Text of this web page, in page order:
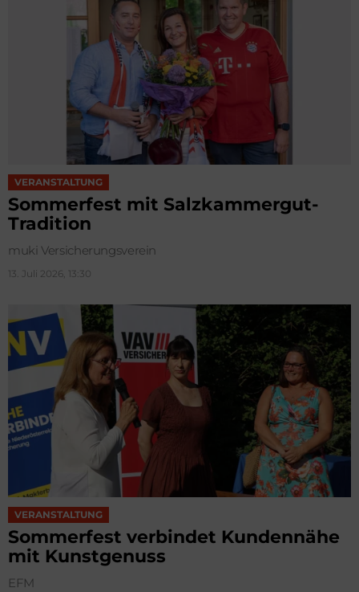
VERANSTALTUNG
Sommerfest mit Salzkammergut-
Tradition
muki Versicherungsverein
13. Juli 2026, 13:30
VERANSTALTUNG
Sommerfest verbindet Kundennähe
mit Kunstgenuss
EFM